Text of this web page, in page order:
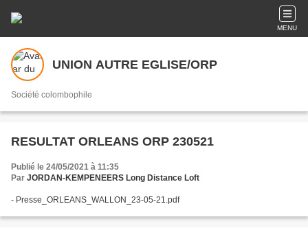
MENU
UNION AUTRE EGLISE/ORP
Société colombophile
RESULTAT ORLEANS ORP 230521
Publié le 24/05/2021 à 11:35
Par JORDAN-KEMPENEERS Long Distance Loft
- Presse_ORLEANS_WALLON_23-05-21.pdf